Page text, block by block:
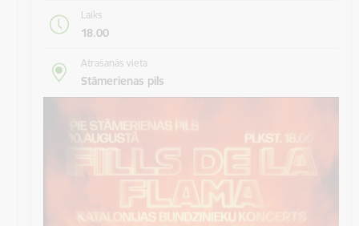
Laiks
18.00
Atrašanās vieta
Stāmerienas pils